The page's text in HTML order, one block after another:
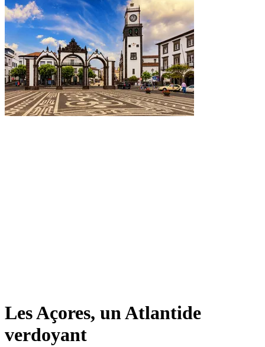
Les Açores, un Atlantide
verdoyant